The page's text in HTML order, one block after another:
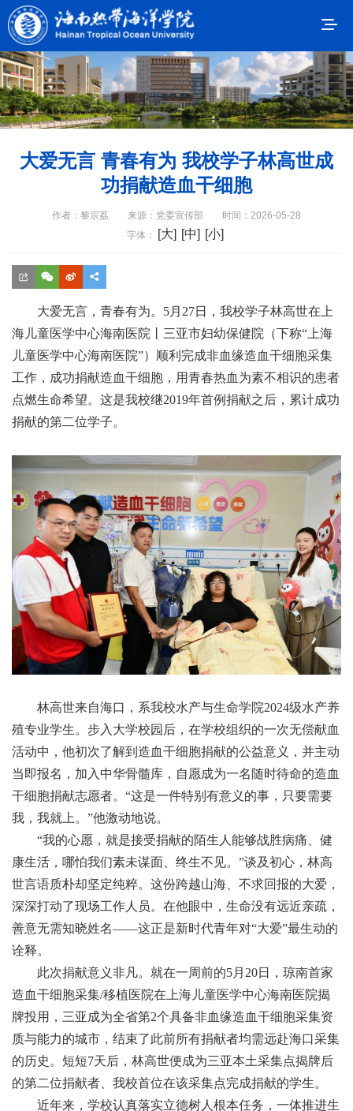
大爱无言 青春有为 我校学子林高世成
功捐献造血干细胞
作者：黎宗荔 来源：党委宣传部
时间：2026-05-28
字体：
[大] [中] [小]
大爱无言，青春有为。5月27日，我校学子林高世在 上
海儿童医学中心海南医院丨三亚市妇幼保健院（下称“上海
儿童医学中心海南医院”）顺利完成非血缘造血干细胞采集
工作 ， 成功捐献造血干细胞，用青春热血为素不相识的患者
点燃生命希望。 这是我校继2019年首例捐献之后，累计成功
捐献的第二位学子。
林高世来自海口， 系我校水产与生命学院2024级水产养
殖专业学生。步入大学校园后，在学校组织的一次无偿献血
活动中，他初次了解到造血干细胞捐献的公益意义 ， 并主动
当即报名，加入中华骨髓库，自愿成为一名随时待命的造血
干细胞捐献志愿者。“这是一件特别有意义的事，只要需要
我，我就上。”他激动地说。
“我的心愿，就是接受捐献的陌生人能够战胜病痛、健
康生活，哪怕我们素未谋面、终生不见。”谈及初心， 林高
世言语质朴却坚定纯粹。这份跨越山海、不求回报的大爱，
深深打动了现场工作人员。在他眼中，生命没有远近亲疏，
善意无需知晓姓名——这正是新时代青年对“大爱”最生动的
诠释。
此次捐献意义非凡。就在一周前的5月20日，琼南首家
造血干细胞采集/移植医院在上海儿童医学中心海南医院揭
牌投用，三亚成为全省第2个具备非血缘造血干细胞采集资
质与能力的城市，结束了此前所有捐献者均需远赴海口采集
的历史。短短7天后， 林高世便成为三亚本土采集点揭牌后
的第二位捐献者、我校首位在该采集点完成捐献的学生。
近年来，学校认真落实立德树人根本任务，一体推进生